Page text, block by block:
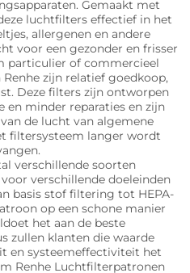
Gemaakt met
luchtfilters effectief in het
allergenen en andere
voor een gezonder en frisser
particulier of commercieel
zijn relatief goedkoop,
Deze filters zijn ontworpen
minder reparaties en zijn
de lucht van algemene
filtersysteem langer wordt
verschillende soorten
verschillende doeleinden
basis stof filtering tot HEPA-
op een schone manier
het aan de beste
zullen klanten die waarde
en systeemeffectiviteit het
Renhe Luchtfilterpatronen